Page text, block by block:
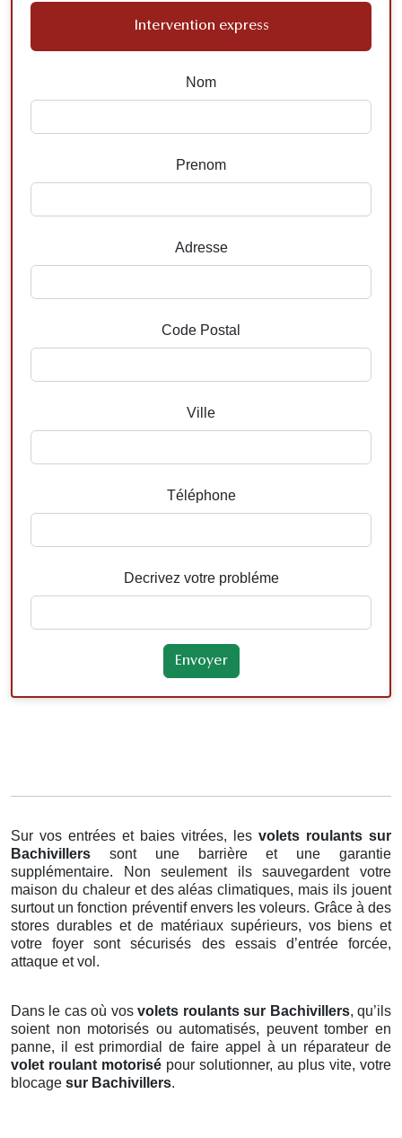
Intervention express
Nom
Prenom
Adresse
Code Postal
Ville
Téléphone
Decrivez votre probléme
Sur vos entrées et baies vitrées, les volets roulants sur
Bachivillers sont une barrière et une garantie
supplémentaire. Non seulement ils sauvegardent votre
maison du chaleur et des aléas climatiques, mais ils jouent
surtout un fonction préventif envers les voleurs. Grâce à des
stores durables et de matériaux supérieurs, vos biens et
votre foyer sont sécurisés des essais d’entrée forcée,
attaque et vol.
Dans le cas où vosvolets roulants sur Bachivillers, qu’ils
soient non motorisés ou automatisés, peuvent tomber en
panne, il est primordial de faire appel à un réparateur de
volet roulant motorisé pour solutionner, au plus vite, votre
blocage sur Bachivillers.